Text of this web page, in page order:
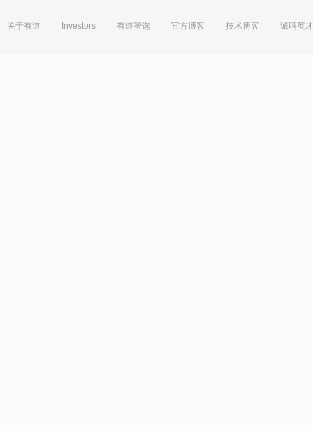
关于有道 Investors 有道智选 官方博客 技术博客 诚聘英才